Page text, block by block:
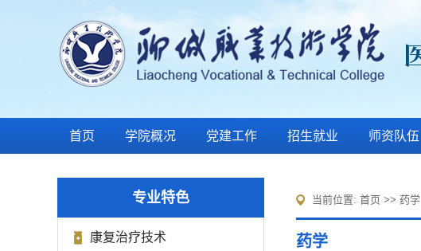
首页 学院概况 党建工作 招生就业 师资队伍
专业特色
康复治疗技术
当前位置: 首页 >> 药学
药学